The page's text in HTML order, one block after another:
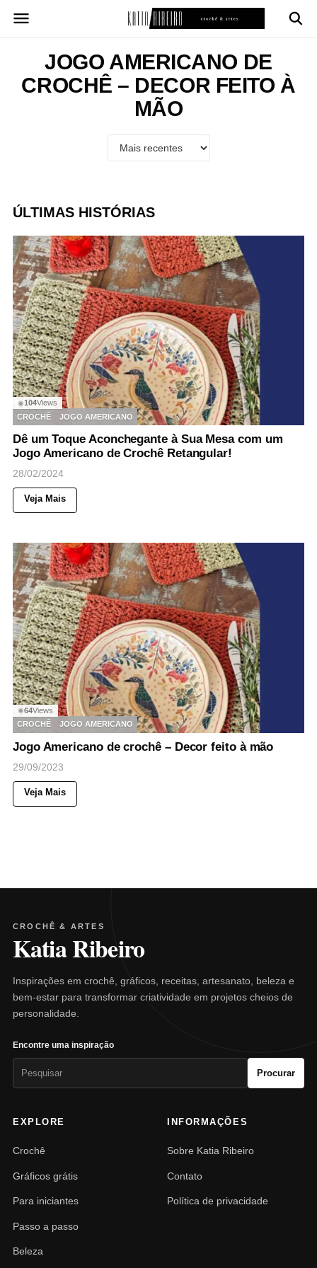
para
JOGO AMERICANO DE
CROCHÊ – DECOR FEITO À
MÃO
ÚLTIMAS HISTÓRIAS
◉104Views
CROCHÊ
JOGO AMERICANO
Dê um Toque Aconchegante à Sua Mesa com um
Jogo Americano de Crochê Retangular!
28/02/2024
Veja Mais
◉64Views
CROCHÊ
JOGO AMERICANO
Jogo Americano de crochê – Decor feito à mão
29/09/2023
Veja Mais
CROCHÊ & ARTES
Katia Ribeiro
Inspirações em crochê, gráficos, receitas, artesanato, beleza e
bem-estar para transformar criatividade em projetos cheios de
personalidade.
Encontre uma inspiração
Procurar
EXPLORE
Crochê
Gráficos grátis
Para iniciantes
Passo a passo
Beleza
INFORMAÇÕES
Sobre Katia Ribeiro
Contato
Política de privacidade